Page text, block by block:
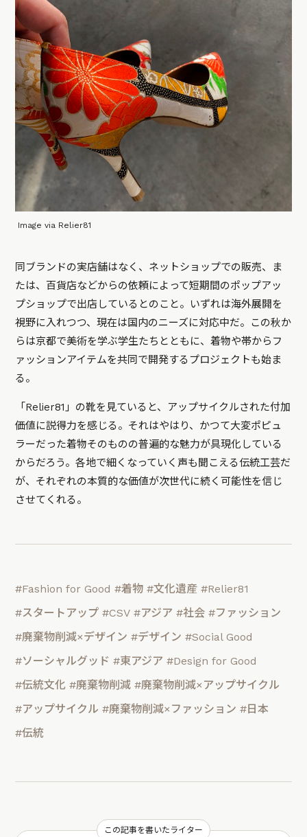
Image via Relier81
同ブランドの実店舗はなく、ネットショップでの販売、ま
たは、百貨店などからの依頼によって短期間のポップアッ
プショップで出店しているとのこと。いずれは海外展開を
視野に入れつつ、現在は国内のニーズに対応中だ。この秋か
らは京都で美術を学ぶ学生たちとともに、着物や帯からフ
ァッションアイテムを共同で開発するプロジェクトも始ま
る。
「Relier81」の靴を見ていると、アップサイクルされた付加
価値に説得力を感じる。それはやはり、かつて大変ポピュ
ラーだった着物そのものの普遍的な魅力が具現化している
からだろう。各地で細くなっていく声も聞こえる伝統工芸だ
が、それぞれの本質的な価値が次世代に続く可能性を信じ
させてくれる。
#Fashion for Good #着物 #文化遺産 #Relier81
#スタートアップ #CSV #アジア #社会 #ファッション
#廃棄物削減×デザイン #デザイン #Social Good
#ソーシャルグッド #東アジア #Design for Good
#伝統文化 #廃棄物削減 #廃棄物削減×アップサイクル
#アップサイクル #廃棄物削減×ファッション #日本
#伝統
この記事を書いたライター